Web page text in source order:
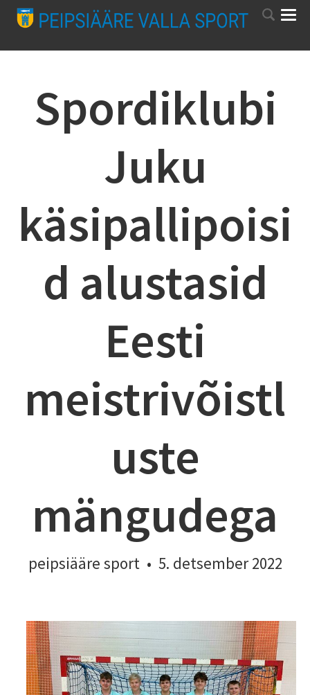
Spordiklubi
Juku
käsipallipoisi
d alustasid
Eesti
meistrivõistl
uste
mängudega
peipsiääre sport • 5. detsember 2022